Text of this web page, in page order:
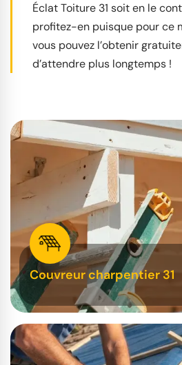
Éclat Toiture 31 soit en le
profitez-en puisque pour ce
vous pouvez l’obtenir
d’attendre plus longtemps !
Couvreur charpentier 31